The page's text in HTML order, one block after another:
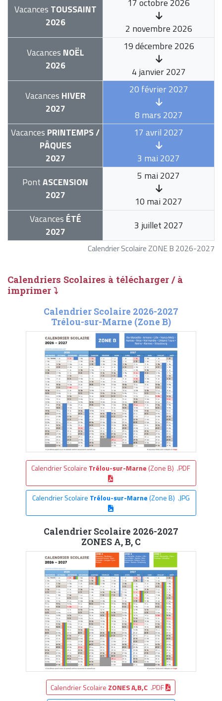
Calendrier Scolaire ZONE B 2026-2027
Vacances TOUSSAINT
2026
17 octobre 2026
2 novembre 2026
Vacances NOËL
2026
19 décembre 2026
4 janvier 2027
Vacances HIVER
2027
20 février 2027
8 mars 2027
Vacances PRINTEMPS /
PÂQUES
2027
17 avril 2027
3 mai 2027
PontASCENSION
2027
5 mai 2027
10 mai 2027
Vacances ÉTÉ
2027
3 juillet 2027
Calendriers Scolaires à télécharger / à
imprimer ⤵
Calendrier Scolaire 2026-2027
Trélou-sur-Marne (Zone B)
Calendrier Scolaire Trélou-sur-Marne (Zone B) .PDF
Calendrier Scolaire Trélou-sur-Marne(Zone B) .JPG
Calendrier Scolaire 2026-2027
ZONES A, B, C
Calendrier Scolaire ZONES A,B,C .PDF